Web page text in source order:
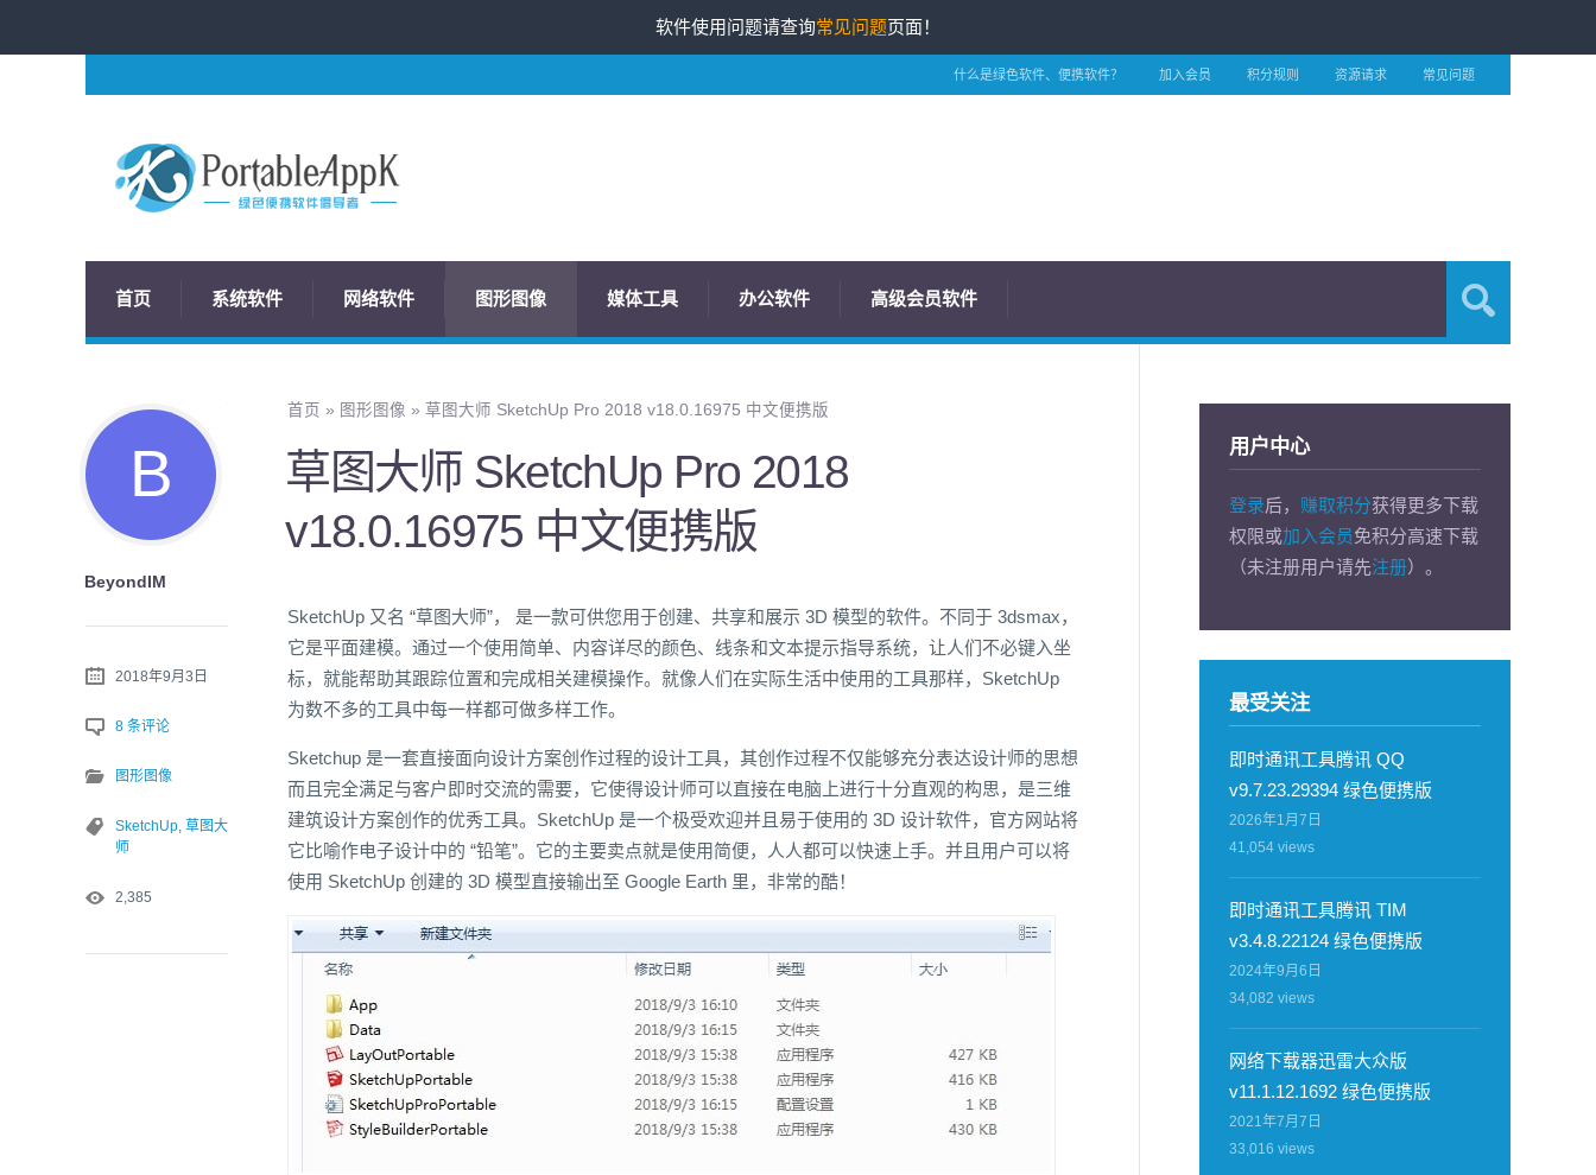
什么是绿色软件、便携软件？ 加入会员 积分规则 资源请求 常见问题
首页 系统软件 网络软件 图形图像 媒体工具 办公软件 高级会员软件
首页 » 图形图像 » 草图大师 SketchUp Pro 2018 v18.0.16975 中文便携版
草图大师 SketchUp Pro 2018
v18.0.16975 中文便携版
SketchUp 又名 “草图大师”， 是一款可供您用于创建、共享和展示 3D 模型的软件。不同于 3dsmax，
它是平面建模。通过一个使用简单、内容详尽的颜色、线条和文本提示指导系统，让人们不必键入坐
标，就能帮助其跟踪位置和完成相关建模操作。就像人们在实际生活中使用的工具那样，SketchUp
为数不多的工具中每一样都可做多样工作。
Sketchup 是一套直接面向设计方案创作过程的设计工具，其创作过程不仅能够充分表达设计师的思想
而且完全满足与客户即时交流的需要，它使得设计师可以直接在电脑上进行十分直观的构思，是三维
建筑设计方案创作的优秀工具。SketchUp 是一个极受欢迎并且易于使用的 3D 设计软件，官方网站将
它比喻作电子设计中的 “铅笔”。它的主要卖点就是使用简便，人人都可以快速上手。并且用户可以将
使用 SketchUp 创建的 3D 模型直接输出至 Google Earth 里，非常的酷！
BeyondIM
2018年9月3日
8 条评论
图形图像
SketchUp 草图大
师
2,385
用户中心
登录后， 赚取积分获得更多下载
权限或加入会员免积分高速下载
（未注册用户请先注册）。
最受关注
即时通讯工具腾讯 QQ
v9.7.23.29394 绿色便携版
2026年1月7日
41,054 views
即时通讯工具腾讯 TIM
v3.4.8.22124 绿色便携版
2024年9月6日
34,082 views
网络下载器迅雷大众版
v11.1.12.1692 绿色便携版
2021年7月7日
33,016 views
软件使用问题请查询常见问题页面！